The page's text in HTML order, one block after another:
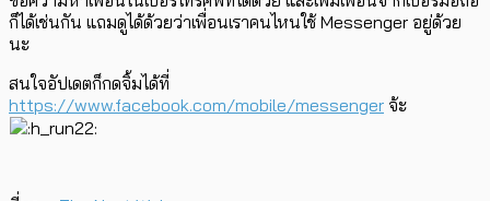
ก็ได้เช่นกัน แถมดูได้ด้วยว่าเพื่อนเราคนไหนใช้ Messenger อยู่ด้วย
นะ
สนใจอัปเดตก็กดจิ้มได้ที่
https://www.facebook.com/mobile/messenger จ้ะ